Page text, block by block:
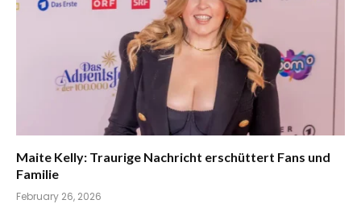
Maite Kelly: Traurige Nachricht erschüttert Fans und
Familie
February 26, 2026